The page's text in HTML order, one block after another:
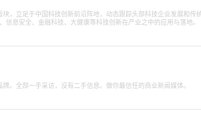
，立足于中国科技创新前沿阵地，动态跟踪头部科技企业发展和传
息安全、金融科技、大健康等科技创新在产业之中的应用与落地。
。全部一手采访，没有二手信息。做你最信任的商业新闻媒体。